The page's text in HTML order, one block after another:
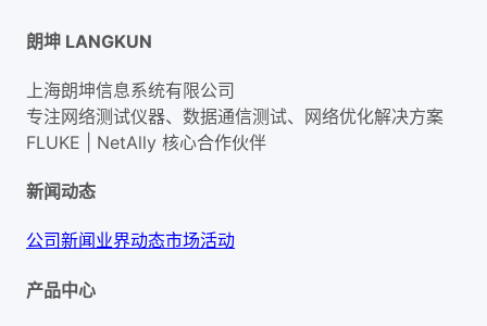
朗坤 LANGKUN
上海朗坤信息系统有限公司
专注网络测试仪器、数据通信测试、网络优化解决方案
FLUKE | NetAlly 核心合作伙伴
新闻动态
公司新闻业界动态市场活动
产品中心